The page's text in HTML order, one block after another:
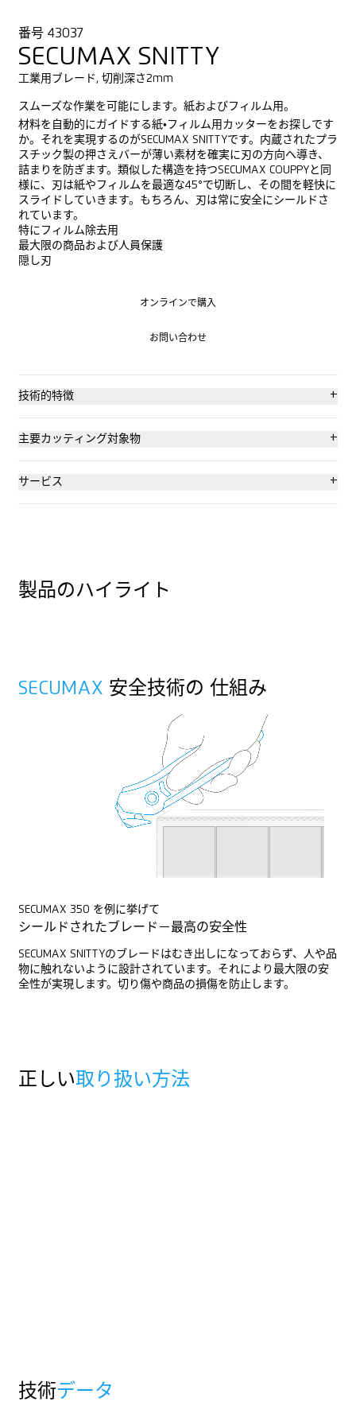
番号 43037
SECUMAX SNITTY
工業用ブレード, 切削深さ2mm
スムーズな作業を可能にします。紙およびフィルム用。
材料を自動的にガイドする紙・フィルム用カッターをお探しです
か。それを実現するのがSECUMAX SNITTYです。内蔵されたプラ
スチック製の押さえバーが薄い素材を確実に刃の方向へ導き、
詰まりを防ぎます。類似した構造を持つSECUMAX COUPPYと同
様に、刃は紙やフィルムを最適な45°で切断し、その間を軽快に
スライドしていきます。もちろん、刃は常に安全にシールドさ
れています。
特にフィルム除去用
最大限の商品および人員保護
隠し刃
オンラインで購入
お問い合わせ
技術的特徴 +
最高の安全性
ツール不要のブレード交換
カッティング深さ (2 mm)
プロモーション用印刷に適しています
主要カッティング対象物 +
巻きつけフィルム、ストレッチフィルム、収縮フィルム
ラミネートフィルム
サービス +
製品のハイライト
SECUMAX 安全技術の 仕組み
シールドされたブレード－最高の安全性
SECUMAX SNITTYのブレードはむき出しになっておらず、人や品
物に触れないように設計されています。それにより最大限の安
全性が実現します。切り傷や商品の損傷を防止します。
SECUMAX 350 を例に挙げて
正しい取り扱い方法
技術データ